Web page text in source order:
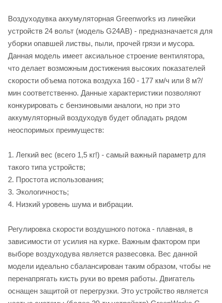
Воздуходувка аккумуляторная Greenworks из линейки
устройств 24 вольт (модель G24AB) - предназначается для
уборки опавшей листвы, пыли, прочей грязи и мусора.
Данная модель имеет аксиальное строение вентилятора,
что делает возможным достижения высоких показателей
скорости объема потока воздуха 160 - 177 км/ч или 8 м?/
мин соответственно. Данные характеристики позволяют
конкурировать с бензиновыми аналоги, но при это
аккумуляторный воздуходув будет обладать рядом
неоспоримых преимуществ:
1. Легкий вес (всего 1,5 кг!) - самый важный параметр для
такого типа устройств;
2. Простота использования;
3. Экологичность;
4. Низкий уровень шума и вибрации.
Регулировка скорости воздушного потока - плавная, в
зависимости от усилия на курке. Важным фактором при
выборе воздуходува является развесовка. Вес данной
модели идеально сбалансирован таким образом, чтобы не
перенапрягать кисть руки во время работы. Двигатель
оснащен защитой от перегрузки. Это устройство является